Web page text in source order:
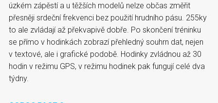
úzkém zápěstí a u těžších modelů nelze občas změřit
přesněji srdeční frekvenci bez použití hrudního pásu. 255ky
to ale zvládají až překvapivě dobře. Po skončení tréninku
se přímo v hodinkách zobrazí přehledný souhrn dat, nejen
v textové, ale i grafické podobě. Hodinky zvládnou až 30
hodin v režimu GPS, v režimu hodinek pak fungují celé dva
týdny.